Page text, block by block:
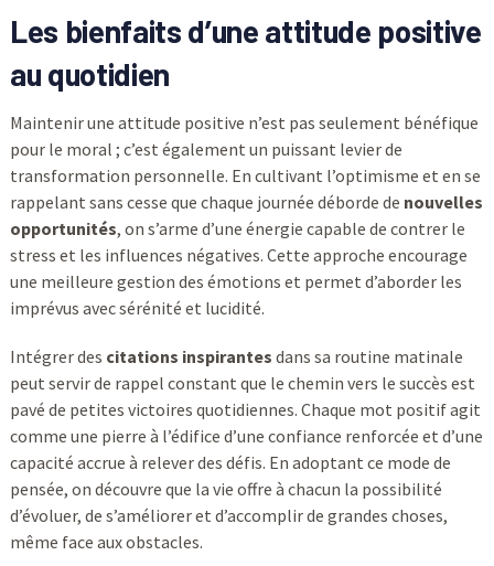
Les bienfaits d’une attitude positive
au quotidien
Maintenir une attitude positive n’est pas seulement bénéfique
pour le moral ; c’est également un puissant levier de
transformation personnelle. En cultivant l’optimisme et en se
rappelant sans cesse que chaque journée déborde de nouvelles
opportunités, on s’arme d’une énergie capable de contrer le
stress et les influences négatives. Cette approche encourage
une meilleure gestion des émotions et permet d’aborder les
imprévus avec sérénité et lucidité.
Intégrer des citations inspirantes dans sa routine matinale
peut servir de rappel constant que le chemin vers le succès est
pavé de petites victoires quotidiennes. Chaque mot positif agit
comme une pierre à l’édifice d’une confiance renforcée et d’une
capacité accrue à relever des défis. En adoptant ce mode de
pensée, on découvre que la vie offre à chacun la possibilité
d’évoluer, de s’améliorer et d’accomplir de grandes choses,
même face aux obstacles.